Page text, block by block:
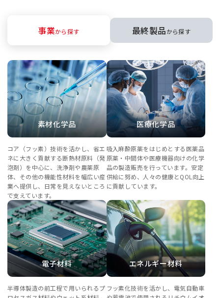
事業から探す 最終製品から探す
素材化学品
コア（フッ素）技術を活かし、省エ
ネに大きく貢献する断熱材原料（発
泡剤）を中心に、洗浄剤や農薬原
体、その他の機能性材料を幅広い産
業へ提供し、日常を見えないところ
で支えています。
医療化学品
吸入麻酔原薬をはじめとする医薬品
原薬・中間体や医療機器向けの化学
品の製造販売を行っています。安定
供給に努め、人々の健康とQOL向上
に貢献しています。
電子材料
半導体製造の前工程で用いられるプ
エネルギー材料
フッ素化技術を活かし、電気自動車